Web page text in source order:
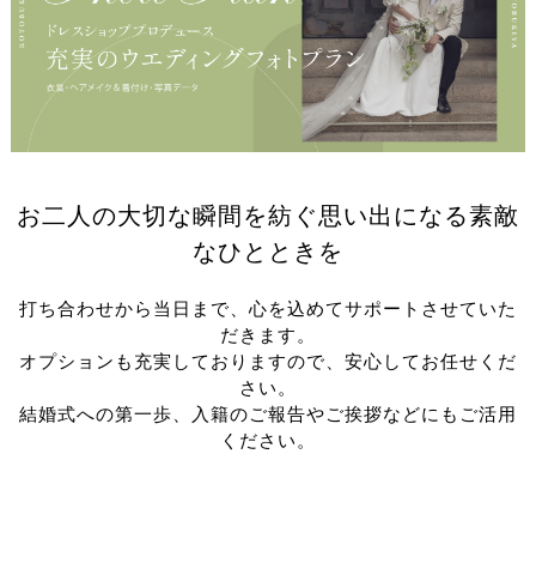
お二人の大切な瞬間を紡ぐ思い出になる素敵
なひとときを
打ち合わせから当日まで、心を込めてサポートさせていた
だきます。
オプションも充実しておりますので、安心してお任せくだ
さい。
結婚式への第一歩、入籍のご報告やご挨拶などにもご活用
ください。